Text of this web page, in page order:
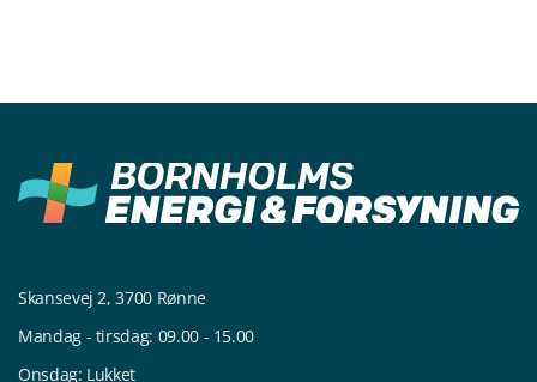
Skansevej 2, 3700 Rønne
Mandag - tirsdag: 09.00 - 15.00
Onsdag: Lukket